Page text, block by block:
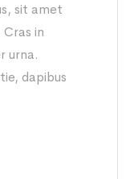
sit amet
in
urna.
dapibus